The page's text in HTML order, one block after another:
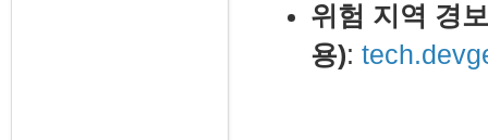
위험 지역 경
용):